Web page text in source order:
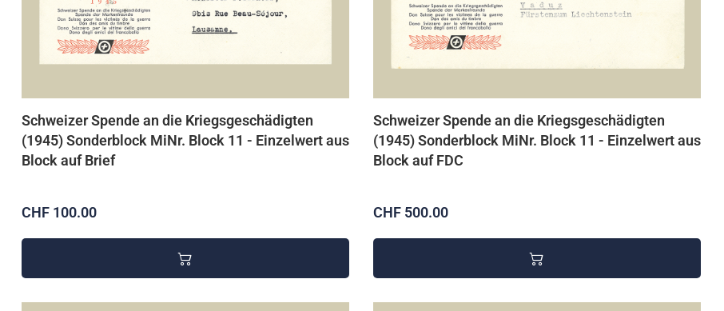
Schweizer Spende an die Kriegsgeschädigten
(1945) Sonderblock MiNr. Block 11 - Einzelwert aus
Block auf Brief
CHF 100.00
Schweizer Spende an die Kriegsgeschädigten
(1945) Sonderblock MiNr. Block 11 - Einzelwert aus
Block auf FDC
CHF 500.00